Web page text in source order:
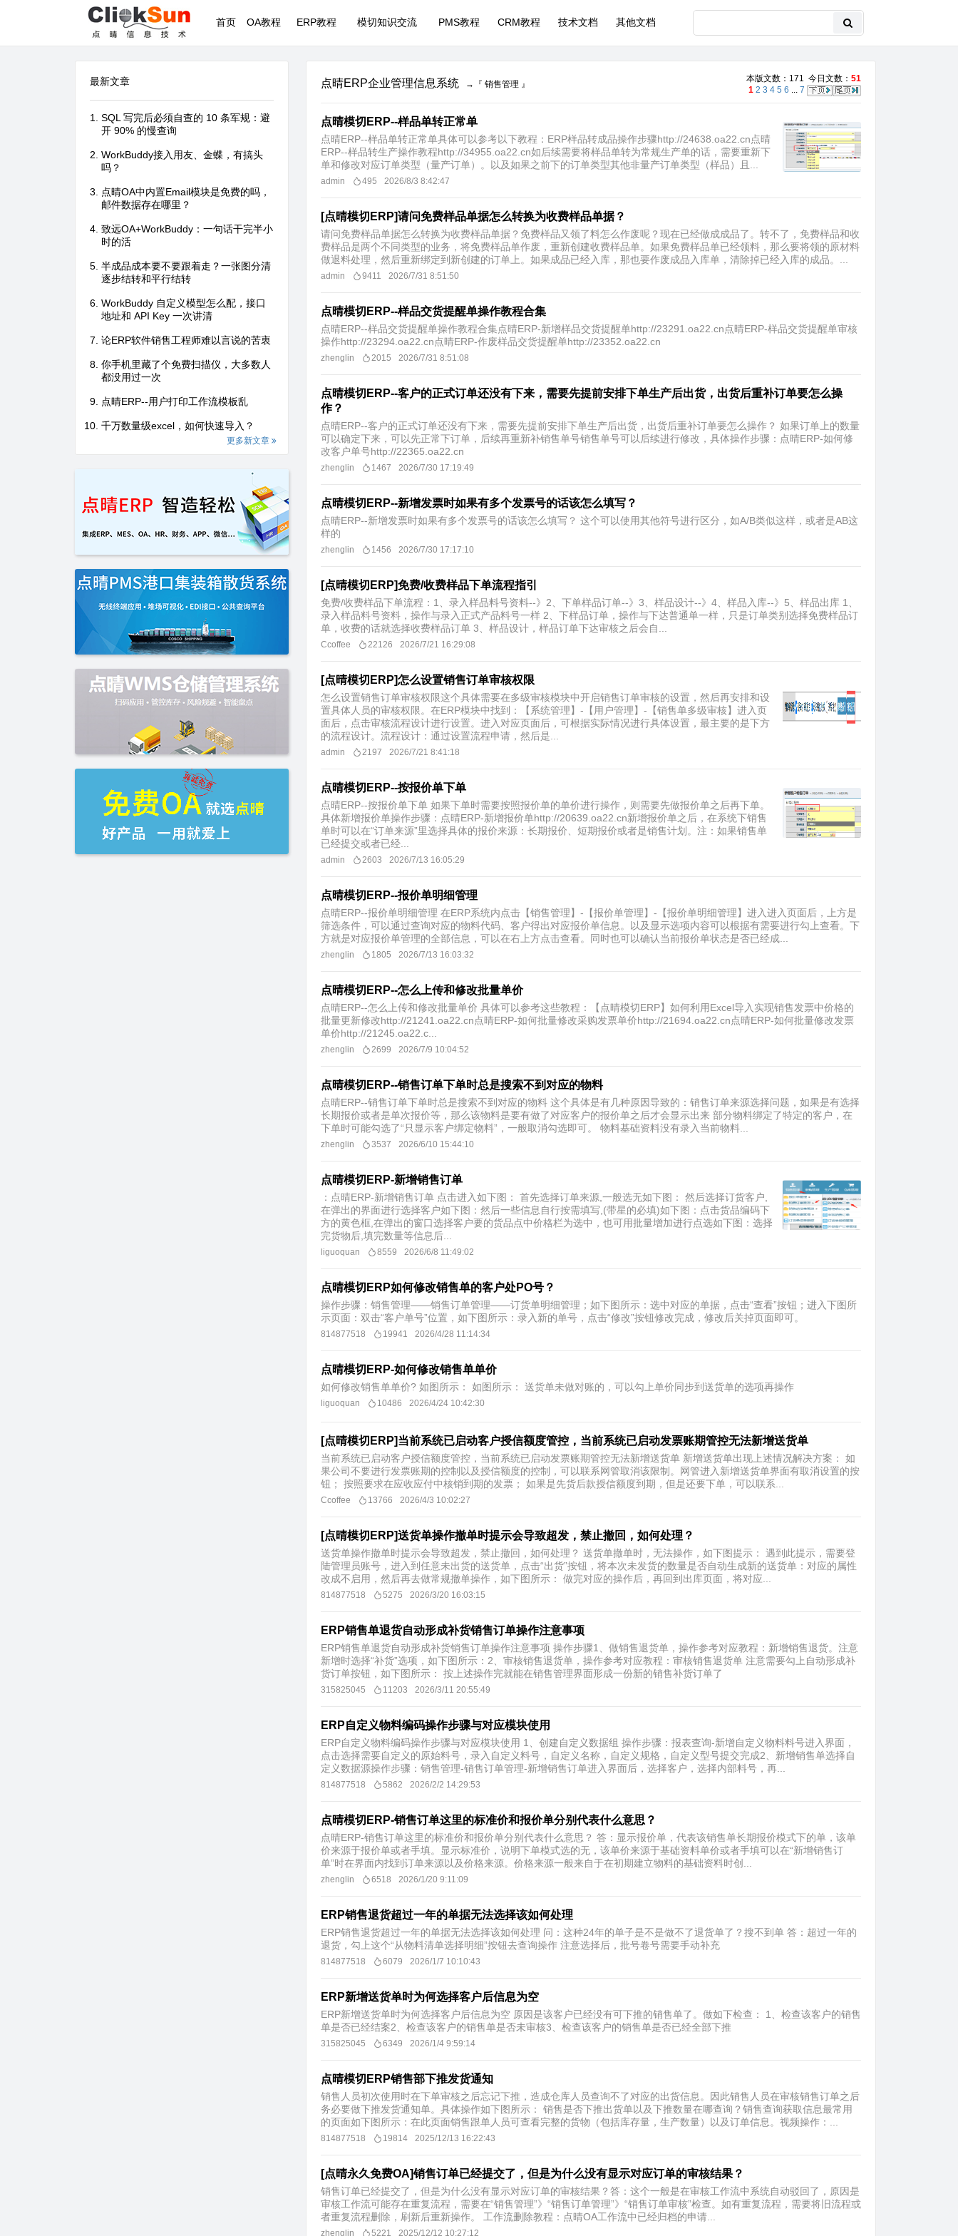
首页 OA教程 ERP教程 模切知识交流 PMS教程 CRM教程 技术文档 其他文档
最新文章
SQL 写完后必须自查的 10 条军规：避
开 90% 的慢查询
WorkBuddy接入用友、金蝶，有搞头
吗？
点晴OA中内置Email模块是免费的吗，
邮件数据存在哪里？
致远OA+WorkBuddy：一句话干完半小
时的活
半成品成本要不要跟着走？一张图分清
逐步结转和平行结转
WorkBuddy 自定义模型怎么配，接口
地址和 API Key 一次讲清
论ERP软件销售工程师难以言说的苦衷
你手机里藏了个免费扫描仪，大多数人
都没用过一次
点晴ERP--用户打印工作流模板乱
千万数量级excel，如何快速导入？
更多新文章
点晴ERP企业管理信息系统 →『 销售管理 』
本版文数：171 今日文数： 51
1 2 3 4 5 6 ... 7
点晴模切ERP--样品单转正常单
点晴ERP--样品单转正常单具体可以参考以下教程：ERP样品转成品操作步骤http://24638.oa22.cn点晴
ERP--样品转生产操作教程http://34955.oa22.cn如后续需要将样品单转为常规生产单的话，需要重新下
单和修改对应订单类型（量产订单）。以及如果之前下的订单类型其他非量产订单类型（样品）且...
admin 495 2026/8/3 8:42:47
[点晴模切ERP]请问免费样品单据怎么转换为收费样品单据？
请问免费样品单据怎么转换为收费样品单据？免费样品又领了料怎么作废呢？现在已经做成成品了。转不了，免费样品和收
费样品是两个不同类型的业务，将免费样品单作废，重新创建收费样品单。如果免费样品单已经领料，那么要将领的原材料
做退料处理，然后重新绑定到新创建的订单上。如果成品已经入库，那也要作废成品入库单，清除掉已经入库的成品。...
admin 9411 2026/7/31 8:51:50
点晴模切ERP--样品交货提醒单操作教程合集
点晴ERP--样品交货提醒单操作教程合集点晴ERP-新增样品交货提醒单http://23291.oa22.cn点晴ERP-样品交货提醒单审核
操作http://23294.oa22.cn点晴ERP-作废样品交货提醒单http://23352.oa22.cn
zhenglin 2015 2026/7/31 8:51:08
点晴模切ERP--客户的正式订单还没有下来，需要先提前安排下单生产后出货，出货后重补订单要怎么操
作？
点晴ERP--客户的正式订单还没有下来，需要先提前安排下单生产后出货，出货后重补订单要怎么操作？ 如果订单上的数量
可以确定下来，可以先正常下订单，后续再重新补销售单号销售单号可以后续进行修改，具体操作步骤：点晴ERP-如何修
改客户单号http://22365.oa22.cn
zhenglin 1467 2026/7/30 17:19:49
点晴模切ERP--新增发票时如果有多个发票号的话该怎么填写？
点晴ERP--新增发票时如果有多个发票号的话该怎么填写？ 这个可以使用其他符号进行区分，如A/B类似这样，或者是AB这
样的
zhenglin 1456 2026/7/30 17:17:10
[点晴模切ERP]免费/收费样品下单流程指引
免费/收费样品下单流程：1、录入样品料号资料--》2、下单样品订单--》3、样品设计--》4、样品入库--》5、样品出库 1、
录入样品料号资料，操作与录入正式产品料号一样 2、下样品订单，操作与下达普通单一样，只是订单类别选择免费样品订
单，收费的话就选择收费样品订单 3、样品设计，样品订单下达审核之后会自...
Ccoffee 22126 2026/7/21 16:29:08
[点晴模切ERP]怎么设置销售订单审核权限
怎么设置销售订单审核权限这个具体需要在多级审核模块中开启销售订单审核的设置，然后再安排和设
置具体人员的审核权限。在ERP模块中找到：【系统管理】-【用户管理】-【销售单多级审核】进入页
面后，点击审核流程设计进行设置。进入对应页面后，可根据实际情况进行具体设置，最主要的是下方
的流程设计。流程设计：通过设置流程申请，然后是...
admin 2197 2026/7/21 8:41:18
点晴模切ERP--按报价单下单
点晴ERP--按报价单下单 如果下单时需要按照报价单的单价进行操作，则需要先做报价单之后再下单。
具体新增报价单操作步骤：点晴ERP-新增报价单http://20639.oa22.cn新增报价单之后，在系统下销售
单时可以在“订单来源”里选择具体的报价来源：长期报价、短期报价或者是销售计划。注：如果销售单
已经提交或者已经...
admin 2603 2026/7/13 16:05:29
点晴模切ERP--报价单明细管理
点晴ERP--报价单明细管理 在ERP系统内点击【销售管理】-【报价单管理】-【报价单明细管理】进入进入页面后，上方是
筛选条件，可以通过查询对应的物料代码、客户得出对应报价单信息。以及显示选项内容可以根据有需要进行勾上查看。下
方就是对应报价单管理的全部信息，可以在右上方点击查看。同时也可以确认当前报价单状态是否已经成...
zhenglin 1805 2026/7/13 16:03:32
点晴模切ERP--怎么上传和修改批量单价
点晴ERP--怎么上传和修改批量单价 具体可以参考这些教程：【点晴模切ERP】如何利用Excel导入实现销售发票中价格的
批量更新修改http://21241.oa22.cn点晴ERP-如何批量修改采购发票单价http://21694.oa22.cn点晴ERP-如何批量修改发票
单价http://21245.oa22.c...
zhenglin 2699 2026/7/9 10:04:52
点晴模切ERP--销售订单下单时总是搜索不到对应的物料
点晴ERP--销售订单下单时总是搜索不到对应的物料 这个具体是有几种原因导致的：销售订单来源选择问题，如果是有选择
长期报价或者是单次报价等，那么该物料是要有做了对应客户的报价单之后才会显示出来 部分物料绑定了特定的客户，在
下单时可能勾选了“只显示客户绑定物料”，一般取消勾选即可。 物料基础资料没有录入当前物料...
zhenglin 3537 2026/6/10 15:44:10
点晴模切ERP-新增销售订单
​：点晴ERP-新增销售订单 点击进入如下图： 首先选择订单来源,一般选无如下图： 然后选择订货客户,
在弹出的界面进行选择客户如下图：然后一些信息自行按需填写,(带星的必填)如下图：点击货品编码下
方的黄色框,在弹出的窗口选择客户要的货品点中价格栏为选中，也可用批量增加进行点选如下图：选择
完货物后,填完数量等信息后...
liguoquan 8559 2026/6/8 11:49:02
点晴模切ERP如何修改销售单的客户处PO号？
操作步骤：销售管理——销售订单管理——订货单明细管理；如下图所示：选中对应的单据，点击“查看”按钮；进入下图所
示页面：双击“客户单号”位置，如下图所示：录入新的单号，点击“修改”按钮修改完成，修改后关掉页面即可。​
814877518 19941 2026/4/28 11:14:34
点晴模切ERP-如何修改销售单单价
如何修改销售单单价? 如图所示： 如图所示： 送货单未做对账的，可以勾上单价同步到送货单的选项再操作​
liguoquan 10486 2026/4/24 10:42:30
[点晴模切ERP]当前系统已启动客户授信额度管控，当前系统已启动发票账期管控无法新增送货单
当前系统已启动客户授信额度管控，当前系统已启动发票账期管控无法新增送货单 新增送货单出现上述情况解决方案： 如
果公司不要进行发票账期的控制以及授信额度的控制，可以联系网管取消该限制。网管进入新增送货单界面有取消设置的按
钮； 按照要求在应收应付中核销到期的发票； 如果是先货后款授信额度到期，但是还要下单，可以联系...
Ccoffee 13766 2026/4/3 10:02:27
[点晴模切ERP]送货单操作撤单时提示会导致超发，禁止撤回，如何处理？
送货单操作撤单时提示会导致超发，禁止撤回，如何处理？ 送货单撤单时，无法操作，如下图提示： 遇到此提示，需要登
陆管理员账号，进入到任意未出货的送货单，点击“出货”按钮，将本次未发货的数量是否自动生成新的送货单：对应的属性
改成不启用，然后再去做常规撤单操作，如下图所示： 做完对应的操作后，再回到出库页面，将对应...
814877518 5275 2026/3/20 16:03:15
ERP销售单退货自动形成补货销售订单操作注意事项
ERP销售单退货自动形成补货销售订单操作注意事项 操作步骤1、做销售退货单，操作参考对应教程：新增销售退货。注意
新增时选择“补货”选项，如下图所示：2、审核销售退货单，操作参考对应教程：审核销售退货单 注意需要勾上自动形成补
货订单按钮，如下图所示： 按上述操作完就能在销售管理界面形成一份新的销售补货订单了
315825045 11203 2026/3/11 20:55:49
ERP自定义物料编码操作步骤与对应模块使用
ERP自定义物料编码操作步骤与对应模块使用 1、创建自定义数据组 操作步骤：报表查询-新增自定义物料料号进入界面，
点击选择需要自定义的原始料号，录入自定义料号，自定义名称，自定义规格，自定义型号提交完成2、新增销售单选择自
定义数据源操作步骤：销售管理-销售订单管理-新增销售订单进入界面后，选择客户，选择内部料号，再...
814877518 5862 2026/2/2 14:29:53
点晴模切ERP-销售订单这里的标准价和报价单分别代表什么意思？
点晴ERP-销售订单这里的标准价和报价单分别代表什么意思？ 答：显示报价单，代表该销售单长期报价模式下的单，该单
价来源于报价单或者手填。显示标准价，说明下单模式选的无，该单价来源于基础资料单价或者手填可以在“新增销售订
单”时在界面内找到订单来源以及价格来源。​ 价格来源一般来自于在初期建立物料的基础资料时创...
zhenglin 6518 2026/1/20 9:11:09
ERP销售退货超过一年的单据无法选择该如何处理
ERP销售退货超过一年的单据无法选择该如何处理 问：这种24年的单子是不是做不了退货单了？搜不到单 答：超过一年的
退货，勾上这个“从物料清单选择明细”按钮去查询操作 注意选择后，批号卷号需要手动补充
814877518 6079 2026/1/7 10:10:43
ERP新增送货单时为何选择客户后信息为空
ERP新增送货单时为何选择客户后信息为空 原因是该客户已经没有可下推的销售单了。做如下检查： 1、检查该客户的销售
单是否已经结案2、检查该客户的销售单是否未审核3、检查该客户的销售单是否已经全部下推
315825045 6349 2026/1/4 9:59:14
点晴模切ERP销售部下推发货通知
销售人员初次使用时在下单审核之后忘记下推，造成仓库人员查询不了对应的出货信息。因此销售人员在审核销售订单之后
务必要做下推发货通知单。具体操作如下图所示： 销售是否下推出货单以及下推数量在哪查询？销售查询获取信息最常用
的页面如下图所示：在此页面销售跟单人员可查看完整的货物（包括库存量，生产数量）以及订单信息。视频操作：...
814877518 19814 2025/12/13 16:22:43
[点晴永久免费OA]销售订单已经提交了，但是为什么没有显示对应订单的审核结果？
销售订单已经提交了，但是为什么没有显示对应订单的审核结果？ ​ 答：这个一般是在审核工作流中系统自动驳回了，原因是
审核工作流可能存在重复流程，需要在“销售管理”》“销售订单管理”》“销售订单审核”检查。如有重复流程，需要将旧流程或
者重复流程删除，刷新后重新操作。 工作流删除教程：点晴OA工作流中已经归档的申请...
zhenglin 5221 2025/12/12 10:27:12